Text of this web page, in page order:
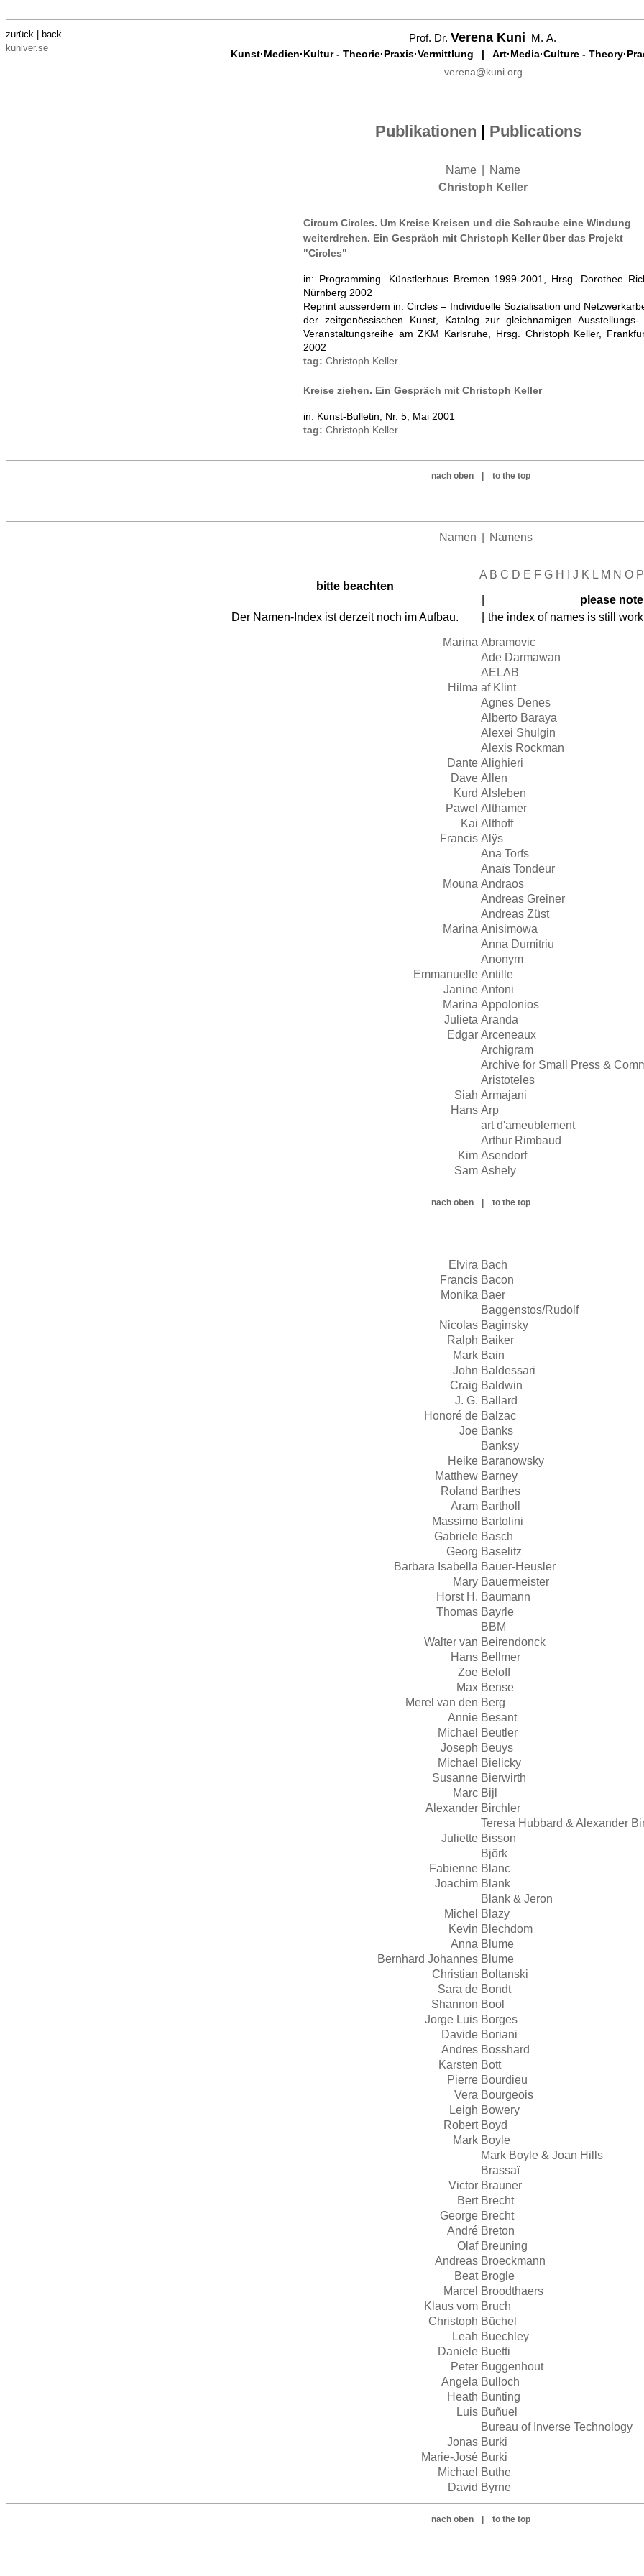
zurück | back
kuniver.se
Prof. Dr.Verena Kuni M. A.
Kunst·Medien·Kultur - Theorie·Praxis·Vermittlung Art·Media·Culture -
verena@kuni.org
Publikationen Publications
Name
Name
Christoph Keller
Circum Circles. Um Kreise Kreisen und die Schraube eine Windung
weiterdrehen. Ein Gespräch mit Christoph Keller über das Projekt
"Circles"
in: Programming. Künstlerhaus Bremen 1999-2001, Hrsg. Dorothee
Nürnberg 2002
Reprint ausserdem in: Circles – Individuelle Sozialisation und
der zeitgenössischen Kunst, Katalog zur gleichnamigen Ausstellungs-
Veranstaltungsreihe am ZKM Karlsruhe, Hrsg. Christoph Keller,
2002
tag: Christoph Keller
Kreise ziehen. Ein Gespräch mit Christoph Keller
in: Kunst-Bulletin, Nr. 5, Mai 2001
tag: Christoph Keller
nach oben to the top
Namen Namens
A B C D E F G H J K L M N O P
bitte beachten
please note
Der Namen-Index ist derzeit noch im Aufbau.
the index of names is still
Marina Abramovic
Ade Darmawan
AELAB
Hilma af Klint
Agnes Denes
Alberto Baraya
Alexei Shulgin
Alexis Rockman
Dante Alighieri
Dave Allen
Kurd Alsleben
Pawel Althamer
Kai Althoff
Francis Alÿs
Ana Torfs
Anaïs Tondeur
Mouna Andraos
Andreas Greiner
Andreas Züst
Marina Anisimowa
Anna Dumitriu
Anonym
Emmanuelle Antille
Janine Antoni
Marina Appolonios
Julieta Aranda
Edgar Arceneaux
Archigram
Archive for Small Press &
Aristoteles
Siah Armajani
Hans Arp
art d'ameublement
Arthur Rimbaud
Kim Asendorf
Sam Ashely
nach oben to the top
Elvira Bach
Francis Bacon
Monika Baer
Baggenstos/Rudolf
Nicolas Baginsky
Ralph Baiker
Mark Bain
John Baldessari
Craig Baldwin
J. G. Ballard
Honoré de Balzac
Joe Banks
Banksy
Heike Baranowsky
Matthew Barney
Roland Barthes
Aram Bartholl
Massimo Bartolini
Gabriele Basch
Georg Baselitz
Barbara Isabella Bauer-Heusler
Mary Bauermeister
Horst H. Baumann
Thomas Bayrle
BBM
Walter van Beirendonck
Hans Bellmer
Zoe Beloff
Max Bense
Merel van den Berg
Annie Besant
Michael Beutler
Joseph Beuys
Michael Bielicky
Susanne Bierwirth
Marc Bijl
Alexander Birchler
Teresa Hubbard & Alexander
Juliette Bisson
Björk
Fabienne Blanc
Joachim Blank
Blank & Jeron
Michel Blazy
Kevin Blechdom
Anna Blume
Bernhard Johannes Blume
Christian Boltanski
Sara de Bondt
Shannon Bool
Jorge Luis Borges
Davide Boriani
Andres Bosshard
Karsten Bott
Pierre Bourdieu
Vera Bourgeois
Leigh Bowery
Robert Boyd
Mark Boyle
Mark Boyle & Joan Hills
Brassaï
Victor Brauner
Bert Brecht
George Brecht
André Breton
Olaf Breuning
Andreas Broeckmann
Beat Brogle
Marcel Broodthaers
Klaus vom Bruch
Christoph Büchel
Leah Buechley
Daniele Buetti
Peter Buggenhout
Angela Bulloch
Heath Bunting
Luis Buñuel
Bureau of Inverse Technology
Jonas Burki
Marie-José Burki
Michael Buthe
David Byrne
nach oben to the top